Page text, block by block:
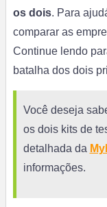
os dois. Para
comparar as
Continue lendo
batalha dos dois
Você deseja
os dois kits de
detalhada da
informações.